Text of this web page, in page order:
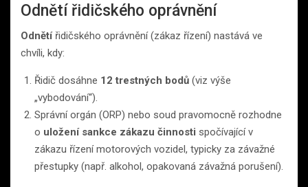
Odnětí řidičského oprávnění
Odnětířidičského oprávnění (zákaz řízení) nastává ve
chvíli, kdy:
Řidič dosáhne 12 trestných bodů (viz výše
„vybodování“).
Správní orgán (ORP) nebo soud pravomocně rozhodne
o uložení sankce zákazu činnosti spočívající v
zákazu řízení motorových vozidel, typicky za závažné
přestupky (např. alkohol, opakovaná závažná porušení).